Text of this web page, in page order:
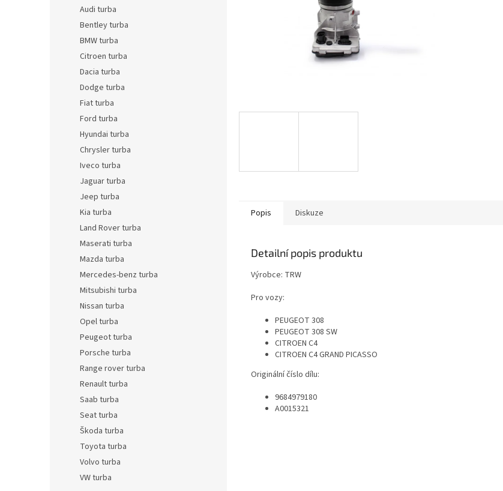
Audi turba
Bentley turba
BMW turba
Citroen turba
Dacia turba
Dodge turba
Fiat turba
Ford turba
Hyundai turba
Chrysler turba
Iveco turba
Jaguar turba
Jeep turba
Kia turba
Land Rover turba
Maserati turba
Mazda turba
Mercedes-benz turba
Mitsubishi turba
Nissan turba
Opel turba
Peugeot turba
Porsche turba
Range rover turba
Renault turba
Saab turba
Seat turba
Škoda turba
Toyota turba
Volvo turba
VW turba
Popis Diskuze
Detailní popis produktu
Výrobce: TRW
Pro vozy:
PEUGEOT 308
PEUGEOT 308 SW
CITROEN C4
CITROEN C4 GRAND PICASSO
Originální číslo dílu:
9684979180
A0015321